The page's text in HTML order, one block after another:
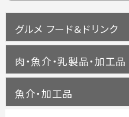
グルメ フード＆ドリンク
肉・魚介・乳製品・加工品
魚介・加工品